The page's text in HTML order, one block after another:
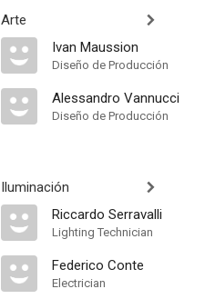
Arte
Ivan Maussion
Diseño de Producción
Alessandro Vannucci
Diseño de Producción
Iluminación
Riccardo Serravalli
Lighting Technician
Federico Conte
Electrician